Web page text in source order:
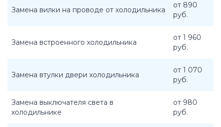
Замена вилки на проводе от холодильника
от 890
руб.
Замена встроенного холодильника
от 1 960
руб.
Замена втулки двери холодильника
от 1 070
руб.
Замена выключателя света в
холодильнике
от 980
руб.